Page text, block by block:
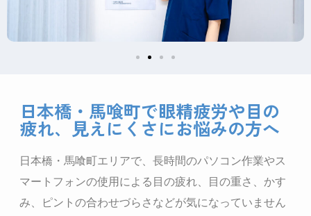
日本橋・馬喰町で眼精疲労や目の
疲れ、見えにくさにお悩みの方へ
日本橋・馬喰町エリアで、長時間のパソコン作業やス
マートフォンの使用による目の疲れ、目の重さ、かす
み、ピントの合わせづらさなどが気になっていません